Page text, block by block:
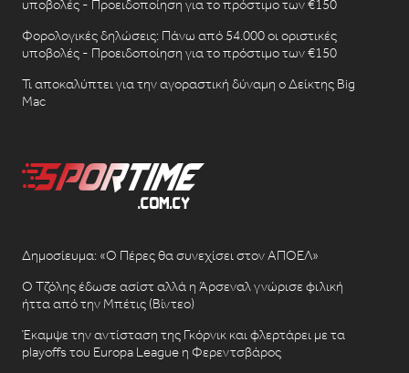
υποβολές - Προειδοποίηση για το πρόστιμο των €150
Φορολογικές δηλώσεις: Πάνω από 54.000 οι οριστικές
υποβολές - Προειδοποίηση για το πρόστιμο των €150
Τι αποκαλύπτει για την αγοραστική δύναμη ο Δείκτης Big
Mac
Δημοσίευμα: «Ο Πέρες θα συνεχίσει στον ΑΠΟΕΛ»
Ο Τζόλης έδωσε ασίστ αλλά η Άρσεναλ γνώρισε φιλική
ήττα από την Μπέτις (Βίντεο)
Έκαμψε την αντίσταση της Γκόρνικ και φλερτάρει με τα
playoffs του Europa League η Φερεντσβάρος